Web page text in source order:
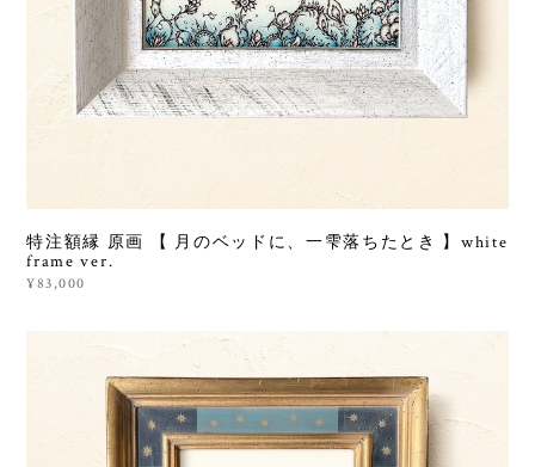
特注額縁 原画 【 月のベッドに、一雫落ちたとき 】white
frame ver.
¥83,000